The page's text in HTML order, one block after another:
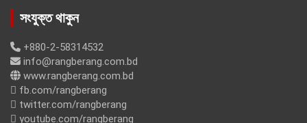
সংযুক্ত থাকুন
+880-2-58314532
info@rangberang.com.bd
www.rangberang.com.bd
fb.com/rangberang
twitter.com/rangberang
youtube.com/rangberang